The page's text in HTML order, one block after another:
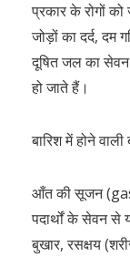
प्रकार के रोगों
जोड़ों का दर्द, दम
दूषित जल का सेवन
हो जाते हैं।
बारिश में होने
आँत की सूजन
पदार्थों के सेवन
बुखार, रसक्षय